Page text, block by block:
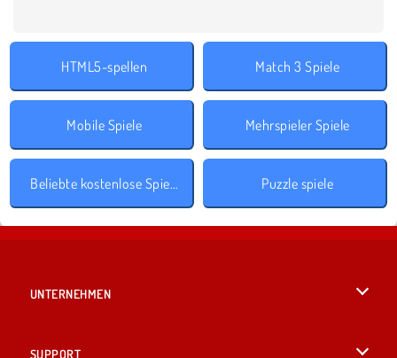
HTML5-spellen Match 3 Spiele
Mobile Spiele Mehrspieler Spiele
Beliebte kostenlose Spiele Puzzle spiele
UNTERNEHMEN
SUPPORT